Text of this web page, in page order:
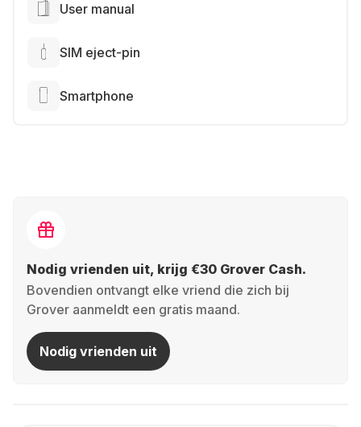
User manual
SIM eject-pin
Smartphone
Nodig vrienden uit, krijg €30 Grover Cash.
Bovendien ontvangt elke vriend die zich bij
Grover aanmeldt een gratis maand.
Nodig vrienden uit